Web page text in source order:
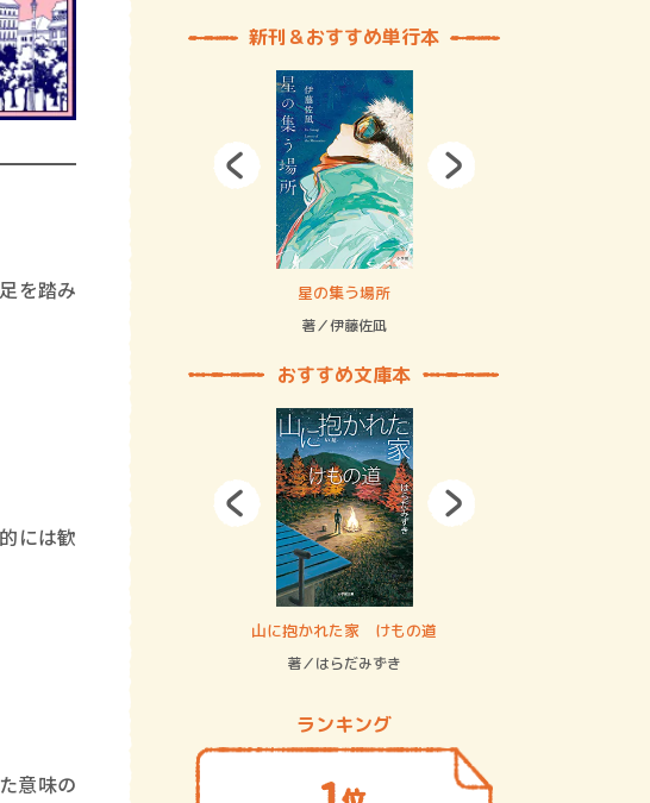
を踏み
には歓
意味の
新刊＆おすすめ単行本
ーサム！ 二重拘束の… 星の集う場所
著／伊藤佐凪
おすすめ文庫本
・イン・ザ・システム 山に抱かれた家 けもの道
著／はらだみずき
ランキング